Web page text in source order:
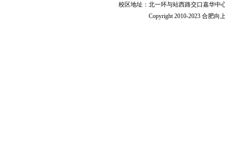
校区地址：北一环与站西路交口嘉华
Copyright 2010-2023 合肥向